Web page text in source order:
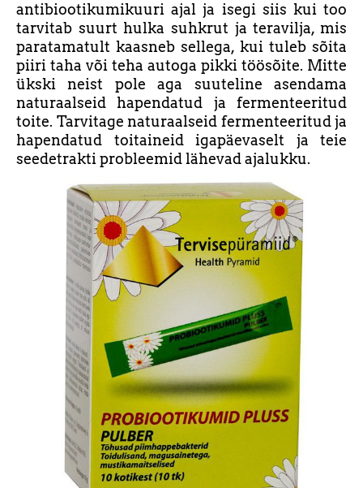
antibiootikumikuuri ajal ja isegi siis kui too
tarvitab suurt hulka suhkrut ja teravilja, mis
paratamatult kaasneb sellega, kui tuleb sõita
piiri taha või teha autoga pikki töösõite. Mitte
ükski neist pole aga suuteline asendama
naturaalseid hapendatud ja fermenteeritud
toite. Tarvitage naturaalseid fermenteeritud ja
hapendatud toitaineid igapäevaselt ja teie
seedetrakti probleemid lähevad ajalukku.